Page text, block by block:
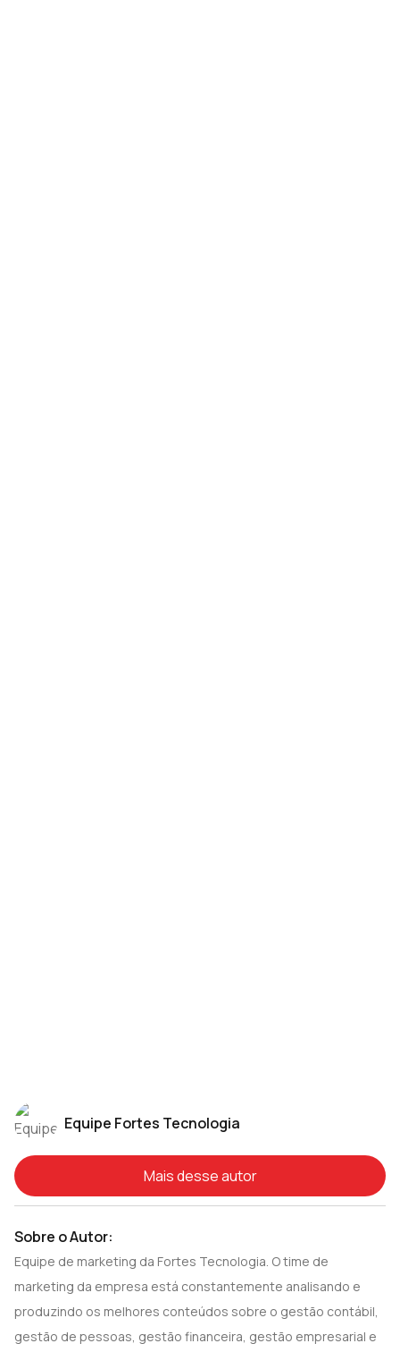
Equipe Fortes Tecnologia
Mais desse autor
Sobre o Autor:
Equipe de marketing da Fortes Tecnologia. O time de
marketing da empresa está constantemente analisando e
produzindo os melhores conteúdos sobre o gestão contábil,
gestão de pessoas, gestão financeira, gestão empresarial e